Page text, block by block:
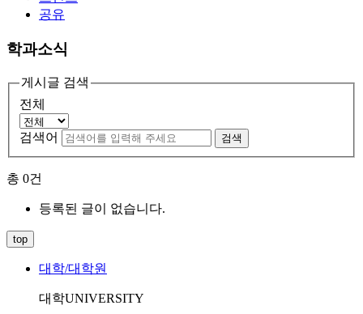
공유
학과소식
게시글 검색
전체
검색어 검색
총 0건
등록된 글이 없습니다.
top
대학/대학원
대학UNIVERSITY